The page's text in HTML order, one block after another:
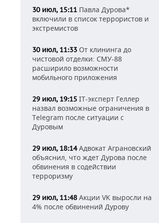
30 июл, 15:11 Павла Дурова*
включили в список террористов и
экстремистов
30 июл, 11:33 От клининга до
чистовой отделки: СМУ-88
расширило возможности
мобильного приложения
29 июл, 19:15 IT-эксперт Геллер
назвал возможные ограничения в
Telegram после ситуации с
Дуровым
29 июл, 18:14Адвокат Аграновский
объяснил, что ждет Дурова после
обвинения в содействии
терроризму
29 июл, 11:48 Акции VK выросли на
4% после обвинений Дурову